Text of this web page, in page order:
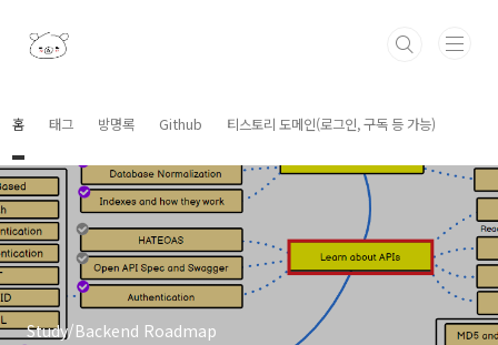
홈 태그 방명록 Github 티스토리 도메인(로그인, 구독 등 가능)
Study/Backend Roadmap